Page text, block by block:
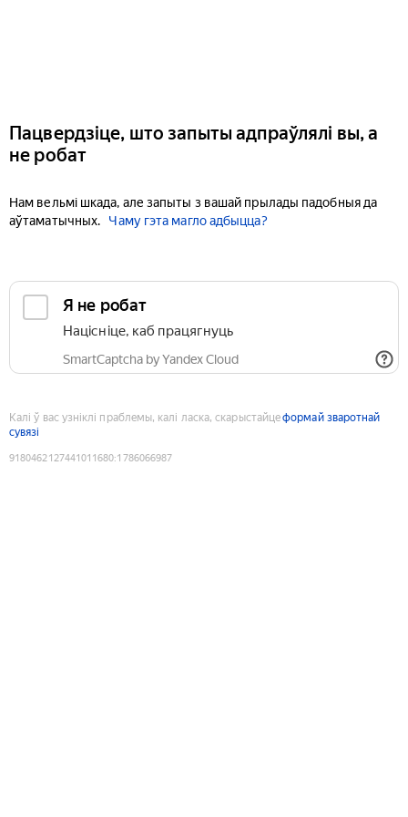
Пацвердзіце, што запыты адпраўлялі вы, а
не робат
Нам вельмі шкада, але запыты з вашай прылады падобныя да
аўтаматычных.
Чаму гэта магло адбыцца?
Я не робат
Націсніце, каб працягнуць
SmartCaptcha by Yandex Cloud
Калі ў вас узніклі праблемы, калі ласка, скарыстайцеформай зваротнай
сувязі
9180462127441011680:1786066987